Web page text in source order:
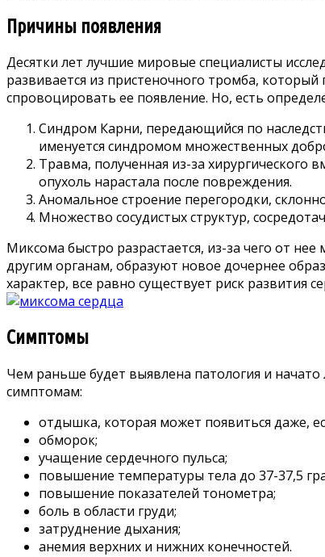
Причины появления
Десятки лет лучшие мировые специалисты
развивается из пристеночного тромба,
спровоцировать ее появление. Но, есть
Синдром Карни, передающийся по
именуется синдромом множественных
Травма, полученная из-за хирургического
опухоль нарастала после повреждения.
Аномальное строение перегородки,
Множество сосудистых структур,
Миксома быстро разрастается, из-за чего от
другим органам, образуют новое дочернее
характер, все равно существует риск развития
Симптомы
Чем раньше будет выявлена патология и
симптомам:
отдышка, которая может появиться даже,
обморок;
учащение сердечного пульса;
повышение температуры тела до 37-37,5
повышение показателей тонометра;
боль в области груди;
затруднение дыхания;
анемия верхних и нижних конечностей.